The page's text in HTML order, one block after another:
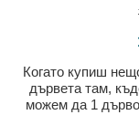
Когато купиш
дървета там,
можем да 1